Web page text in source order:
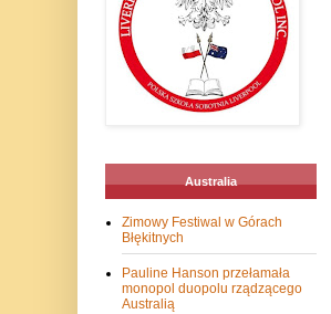
Australia
Zimowy Festiwal w Górach
Błękitnych
Pauline Hanson przełamała
monopol duopolu rządzącego
Australią